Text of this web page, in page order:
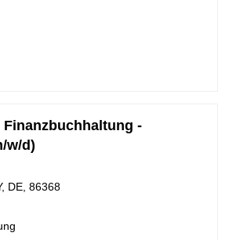
Finanzbuchhaltung -
w/d)
DE, 86368